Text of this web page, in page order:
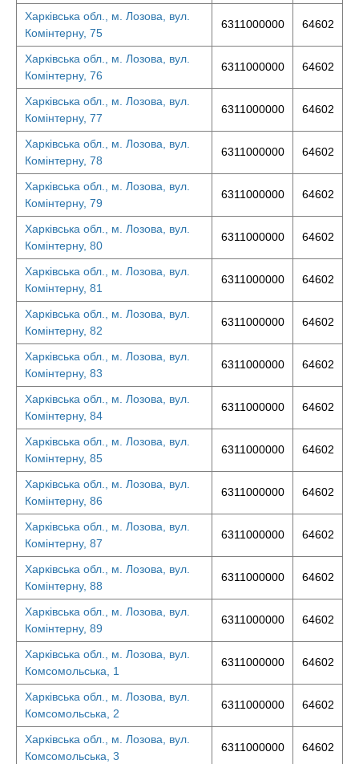
Харківська обл., м. Лозова, вул.
Комінтерну, 75
6311000000 64602
Харківська обл., м. Лозова, вул.
Комінтерну, 76
6311000000 64602
Харківська обл., м. Лозова, вул.
Комінтерну, 77
6311000000 64602
Харківська обл., м. Лозова, вул.
Комінтерну, 78
6311000000 64602
Харківська обл., м. Лозова, вул.
Комінтерну, 79
6311000000 64602
Харківська обл., м. Лозова, вул.
Комінтерну, 80
6311000000 64602
Харківська обл., м. Лозова, вул.
Комінтерну, 81
6311000000 64602
Харківська обл., м. Лозова, вул.
Комінтерну, 82
6311000000 64602
Харківська обл., м. Лозова, вул.
Комінтерну, 83
6311000000 64602
Харківська обл., м. Лозова, вул.
Комінтерну, 84
6311000000 64602
Харківська обл., м. Лозова, вул.
Комінтерну, 85
6311000000 64602
Харківська обл., м. Лозова, вул.
Комінтерну, 86
6311000000 64602
Харківська обл., м. Лозова, вул.
Комінтерну, 87
6311000000 64602
Харківська обл., м. Лозова, вул.
Комінтерну, 88
6311000000 64602
Харківська обл., м. Лозова, вул.
Комінтерну, 89
6311000000 64602
Харківська обл., м. Лозова, вул.
Комсомольська, 1
6311000000 64602
Харківська обл., м. Лозова, вул.
Комсомольська, 2
6311000000 64602
Харківська обл., м. Лозова, вул.
Комсомольська, 3
6311000000 64602